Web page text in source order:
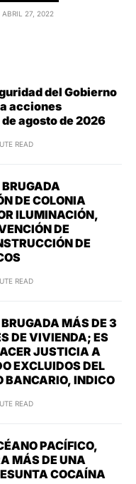
ABRIL 27, 2022
del Gobierno
acciones
agosto de 2026
READ
DE COLONIA
ILUMINACIÓN,
DE
DE
READ
MÁS DE 3
DE VIVIENDA; ES
JUSTICIA A
EXCLUIDOS DEL
BANCARIO, INDICO
READ
PACÍFICO,
MÁS DE UNA
COCAÍNA